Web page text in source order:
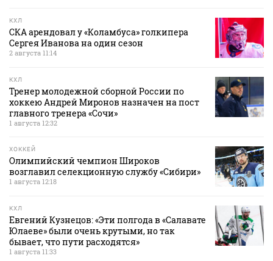
КХЛ
СКА арендовал у «Коламбуса» голкипера
Сергея Иванова на один сезон
2 августа 11:14
КХЛ
Тренер молодежной сборной России по
хоккею Андрей Миронов назначен на пост
главного тренера «Сочи»
1 августа 12:32
ХОККЕЙ
Олимпийский чемпион Широков
возглавил селекционную службу «Сибири»
1 августа 12:18
КХЛ
Евгений Кузнецов: «Эти полгода в «Салавате
Юлаеве» были очень крутыми, но так
бывает, что пути расходятся»
1 августа 11:33